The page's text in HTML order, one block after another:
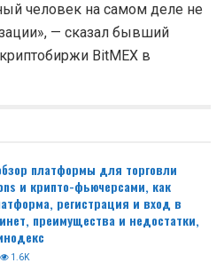
человек на самом деле не
— сказал бывший
BitMEX в
платформы для торговли
и крипто-фьючерсами, как
регистрация и вход в
преимущества и недостатки,
1.6K